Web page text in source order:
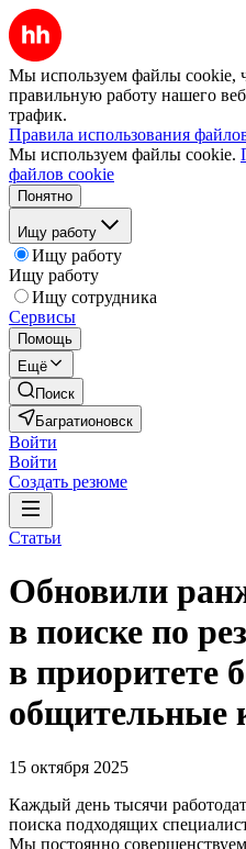
Мы используем файлы cookie,
правильную работу нашего
трафик.
Правила использования
Мы используем файлы cookie.
файлов cookie
Понятно
Ищу работу
Ищу работу
Ищу работу
Ищу сотрудника
Сервисы
Помощь
Ещё
Поиск
Багратионовск
Войти
Войти
Создать резюме
Статьи
Обновили
в поиске по
в приоритете
общительные
15 октября 2025
Каждый день тысячи
поиска подходящих
Мы постоянно